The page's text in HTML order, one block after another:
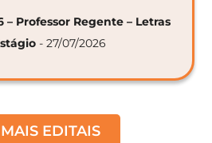
– Professor Regente – Letras
- 27/07/2026
EDITAIS